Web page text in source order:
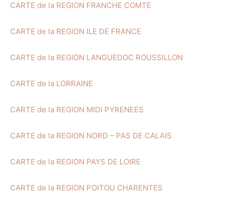
CARTE de la REGION FRANCHE COMTE
CARTE de la REGION ILE DE FRANCE
CARTE de la REGION LANGUEDOC ROUSSILLON
CARTE de la LORRAINE
CARTE de la REGION MIDI PYRENEES
CARTE de la REGION NORD – PAS DE CALAIS
CARTE de la REGION PAYS DE LOIRE
CARTE de la REGION POITOU CHARENTES